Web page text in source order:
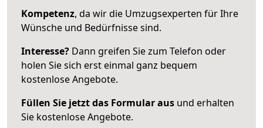
Kompetenz, da wir die Umzugsexperten für Ihre
Wünsche und Bedürfnisse sind.
Interesse? Dann greifen Sie zum Telefon oder
holen Sie sich erst einmal ganz bequem
kostenlose Angebote.
Füllen Sie jetzt das Formular aus und erhalten
Sie kostenlose Angebote.